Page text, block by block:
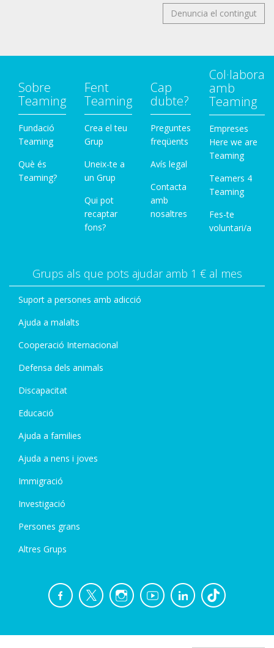
Denuncia el contingut
Sobre
Teaming
Fundació
Teaming
Què és
Teaming?
Fent
Teaming
Crea el teu
Grup
Uneix-te a
un Grup
Qui pot
recaptar
fons?
Cap
dubte?
Preguntes
freqüents
Avís legal
Contacta
amb
nosaltres
Col·labora
amb
Teaming
Empreses
Here we are
Teaming
Teamers 4
Teaming
Fes-te
voluntari/a
Grups als que pots ajudar amb 1 € al mes
Suport a persones amb adicció
Ajuda a malalts
Cooperació Internacional
Defensa dels animals
Discapacitat
Educació
Ajuda a families
Ajuda a nens i joves
Immigració
Investigació
Persones grans
Altres Grups